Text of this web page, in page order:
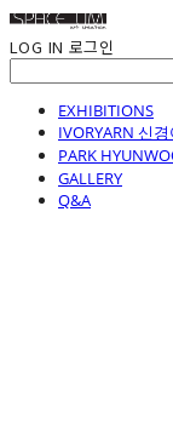
LOG IN 로그인
EXHIBITIONS
IVORYARN 신
PARK
GALLERY
Q&A